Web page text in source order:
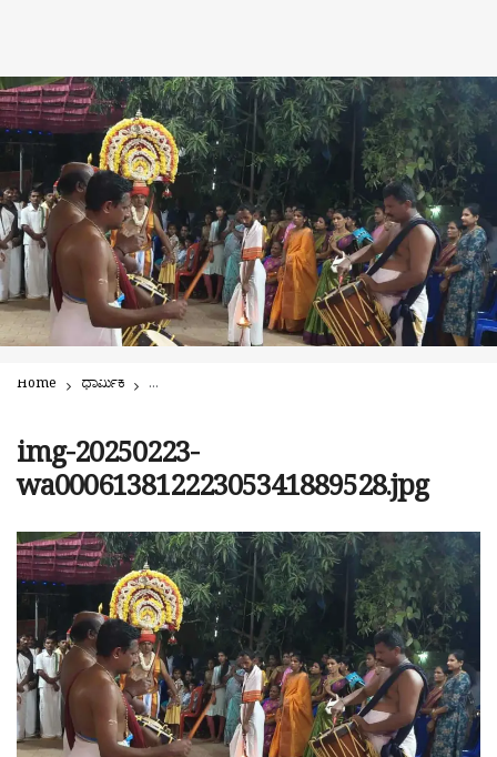
Home ಧಾರ್ಮಿಕ ಕರ್ಮಲ ಶ್ರೀ ದುರ್ಗಾಪರಮೇಶ್ವರಿ ದೇವಸ್ಥಾನದಲ್ಲಿ ಉತ್ಸವ, ದರ್ಶನ ಬಲಿ
img-20250223-
wa00061381222305341889528.jpg